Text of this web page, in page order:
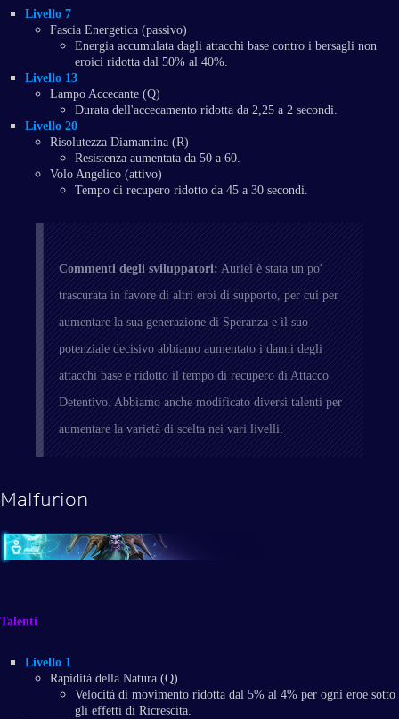
Livello 7
Fascia Energetica (passivo)
Energia accumulata dagli attacchi base contro i bersagli non
eroici ridotta dal 50% al 40%.
Livello 13
Lampo Accecante (Q)
Durata dell'accecamento ridotta da 2,25 a 2 secondi.
Livello 20
Risolutezza Diamantina (R)
Resistenza aumentata da 50 a 60.
Volo Angelico (attivo)
Tempo di recupero ridotto da 45 a 30 secondi.
Commenti degli sviluppatori: Auriel è stata un po'
trascurata in favore di altri eroi di supporto, per cui per
aumentare la sua generazione di Speranza e il suo
potenziale decisivo abbiamo aumentato i danni degli
attacchi base e ridotto il tempo di recupero di Attacco
Detentivo. Abbiamo anche modificato diversi talenti per
aumentare la varietà di scelta nei vari livelli.
Malfurion
Talenti
Livello 1
Rapidità della Natura (Q)
Velocità di movimento ridotta dal 5% al 4% per ogni eroe sotto
gli effetti di Ricrescita.